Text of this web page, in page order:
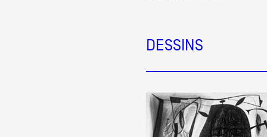
De A à Z
Année par année
DESSINS